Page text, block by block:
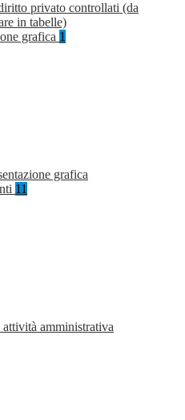
privato controllati (da
in tabelle)
grafica 1
grafica
11
amministrativa